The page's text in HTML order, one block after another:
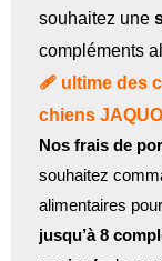
souhaitez une
compléments
🩹 ultime des
chiens JAQUO
Nos frais de
souhaitez
alimentaires
jusqu’à 8